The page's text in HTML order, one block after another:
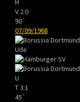
V 2:0
90`
07/09/1968
Ude
U
T3:1
45`